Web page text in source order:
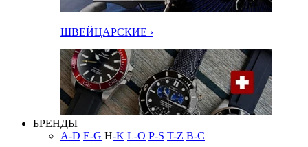
ШВЕЙЦАРСКИЕ ›
БРЕНДЫ
A-D E-G H-K L-O P-S T-Z В-С